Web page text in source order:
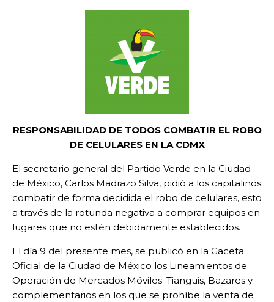
RESPONSABILIDAD DE TODOS COMBATIR EL ROBO
DE CELULARES EN LA CDMX
El secretario general del Partido Verde en la Ciudad
de México, Carlos Madrazo Silva, pidió a los capitalinos
combatir de forma decidida el robo de celulares, esto
a través de la rotunda negativa a comprar equipos en
lugares que no estén debidamente establecidos.
El día 9 del presente mes, se publicó en la Gaceta
Oficial de la Ciudad de México los Lineamientos de
Operación de Mercados Móviles: Tianguis, Bazares y
complementarios en los que se prohíbe la venta de